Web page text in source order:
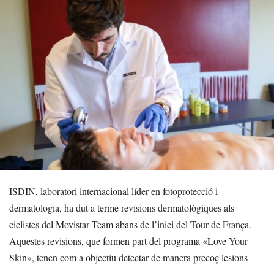
ISDIN, laboratori internacional líder en fotoprotecció i
dermatologia, ha dut a terme revisions dermatològiques als
ciclistes del Movistar Team abans de l’inici del Tour de França.
Aquestes revisions, que formen part del programa «Love Your
Skin», tenen com a objectiu detectar de manera precoç lesions